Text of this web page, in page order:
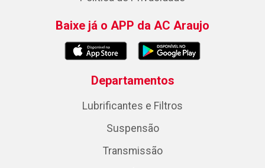
Baixe já o APP da AC Araujo
Departamentos
Lubrificantes e Filtros
Suspensão
Transmissão